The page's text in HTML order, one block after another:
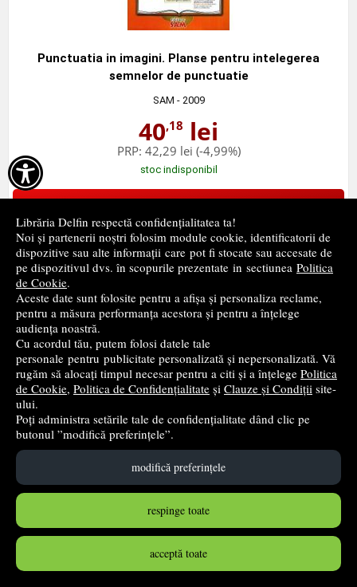

Librăria Delfin respectă confidențialitatea ta!
Noi și partenerii noștri folosim module cookie, identificatorii de
dispozitive sau alte informații care pot fi stocate sau accesate de
pe dispozitivul dvs. în scopurile prezentate in sectiunea Politica
de Cookie.
Aceste date sunt folosite pentru a afișa și personaliza reclame,
pentru a măsura performanța acestora și pentru a înțelege
audiența noastră.
Cu acordul tău, putem folosi datele tale
personale pentru publicitate personalizată și nepersonalizată. Vă
rugăm să alocați timpul necesar pentru a citi și a înțelege Politica
de Cookie, Politica de Confidențialitate și Clauze și Condiții site-
ului.
Poți administra setările tale de confidențialitate dând clic pe
butonul ”modifică preferințele”.
modifică preferințele
respinge toate
acceptă toate
Punctuatia in imagini. Planse pentru intelegerea
semnelor de punctuatie
SAM - 2009
40,18 lei
PRP: 42,29 lei (-4,99%)
stoc indisponibil
Abecedarul ortogramelor - Planse pentru intelegerea si
folosirea ortogramelor
SAM - 2009
50,22lei
52,86 lei (-4,99%)
stoc indisponibil
➤ alertă stoc